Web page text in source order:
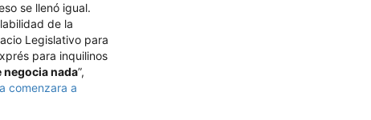
se llenó igual.
de la
Legislativo para
para inquilinos
negocia nada”,
comenzara a